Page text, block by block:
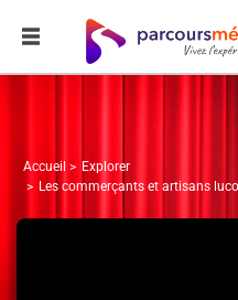
Accueil
Explorer
Les commerçants et artisans